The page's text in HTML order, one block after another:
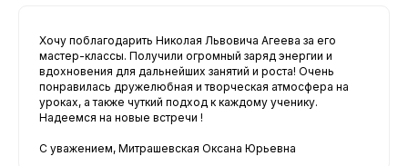
Хочу поблагодарить Николая Львовича Агеева за его
мастер-классы. Получили огромный заряд энергии и
вдохновения для дальнейших занятий и роста! Очень
понравилась дружелюбная и творческая атмосфера на
уроках, а также чуткий подход к каждому ученику.
Надеемся на новые встречи !
С уважением, Митрашевская Оксана Юрьевна